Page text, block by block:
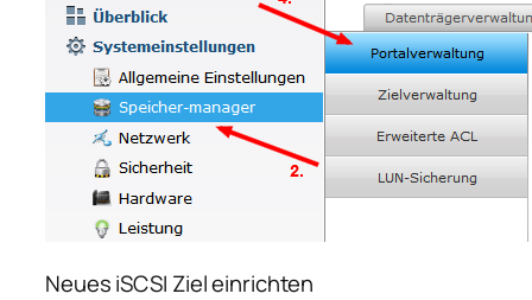
Neues iSCSI Ziel einrichten